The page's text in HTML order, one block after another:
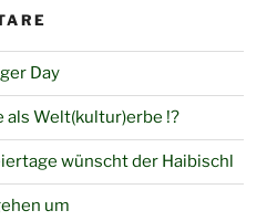
Day
als Welt(kultur)erbe !?
wünscht der Haibischl
um